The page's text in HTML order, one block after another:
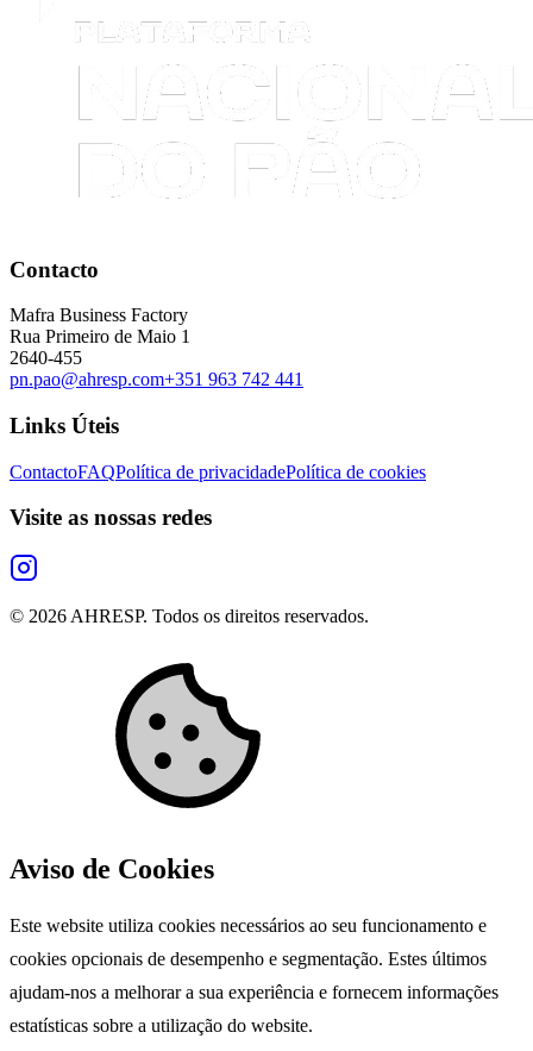
Contacto
Mafra Business Factory
Rua Primeiro de Maio 1
2640-455
pn.pao@ahresp.com+351 963 742 441
Links Úteis
ContactoFAQPolítica de privacidadePolítica de cookies
Visite as nossas redes
© 2026 AHRESP. Todos os direitos reservados.
Aviso de Cookies
Este website utiliza cookies necessários ao seu funcionamento e
cookies opcionais de desempenho e segmentação. Estes últimos
ajudam-nos a melhorar a sua experiência e fornecem informações
estatísticas sobre a utilização do website.